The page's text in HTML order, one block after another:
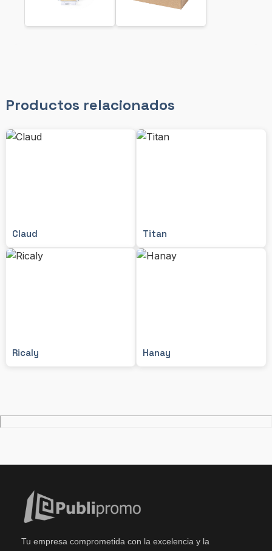
Productos relacionados
Claud Titan
Ricaly Hanay
Tu empresa comprometida con la excelencia y la